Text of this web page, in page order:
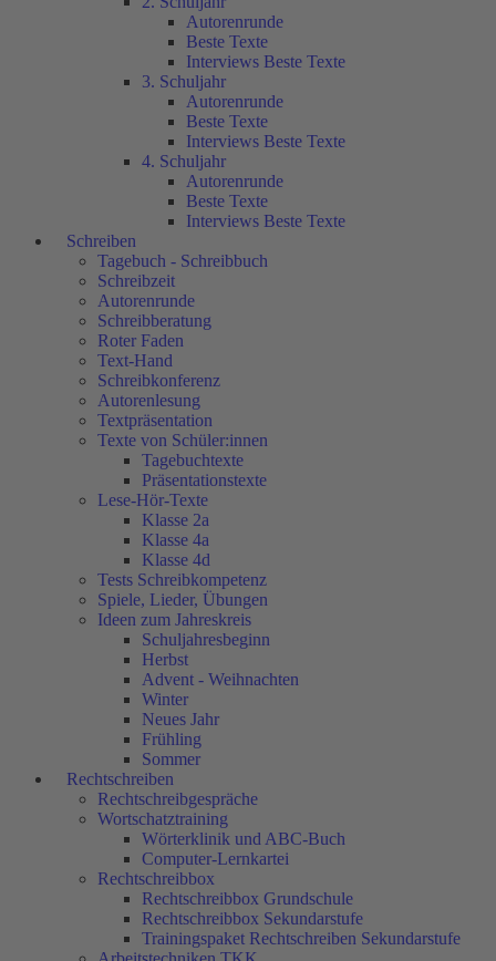
Autorenrunde
Beste Texte
Interviews Beste Texte
3. Schuljahr
Autorenrunde
Beste Texte
Interviews Beste Texte
4. Schuljahr
Autorenrunde
Beste Texte
Interviews Beste Texte
Schreiben
Tagebuch - Schreibbuch
Schreibzeit
Autorenrunde
Schreibberatung
Roter Faden
Text-Hand
Schreibkonferenz
Autorenlesung
Textpräsentation
Texte von Schüler:innen
Tagebuchtexte
Präsentationstexte
Lese-Hör-Texte
Klasse 2a
Klasse 4a
Klasse 4d
Tests Schreibkompetenz
Spiele, Lieder, Übungen
Ideen zum Jahreskreis
Schuljahresbeginn
Herbst
Advent - Weihnachten
Winter
Neues Jahr
Frühling
Sommer
Rechtschreiben
Rechtschreibgespräche
Wortschatztraining
Wörterklinik und ABC-Buch
Computer-Lernkartei
Rechtschreibbox
Rechtschreibbox Grundschule
Rechtschreibbox Sekundarstufe
Trainingspaket Rechtschreiben Sekundarstufe